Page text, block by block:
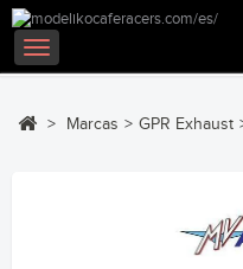
Navegación
Toggle
> Marcas > GPR Exhaust